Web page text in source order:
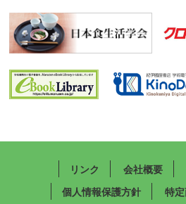
リンク 会社概要
個人情報保護方針
特